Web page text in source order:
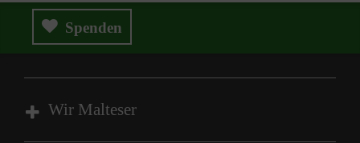
Spenden
Wir Malteser